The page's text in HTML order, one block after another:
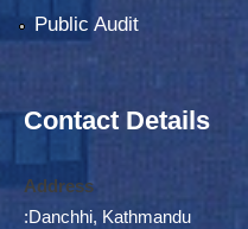
Public Audit
Contact Details
Address
:Danchhi, Kathmandu